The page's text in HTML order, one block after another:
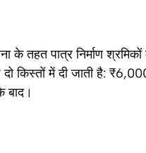
के तहत पात्र निर्माण
दो किस्तों में दी जाती है: